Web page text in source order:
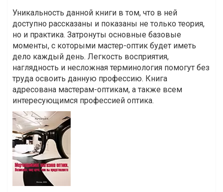
Уникальность данной книги в том, что в ней
доступно рассказаны и показаны не только теория,
но и практика. Затронуты основные базовые
моменты, с которыми мастер-оптик будет иметь
дело каждый день. Легкость восприятия,
наглядность и несложная терминология помогут без
труда освоить данную профессию. Книга
адресована мастерам-оптикам, а также всем
интересующимся профессией оптика.